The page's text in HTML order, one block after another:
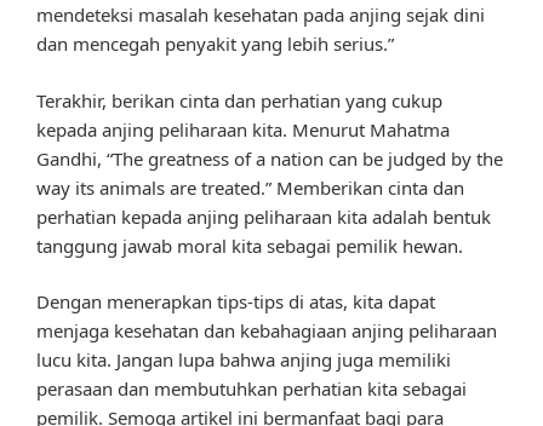
mendeteksi masalah kesehatan pada anjing sejak dini
dan mencegah penyakit yang lebih serius.”
Terakhir, berikan cinta dan perhatian yang cukup
kepada anjing peliharaan kita. Menurut Mahatma
Gandhi, “The greatness of a nation can be judged by the
way its animals are treated.” Memberikan cinta dan
perhatian kepada anjing peliharaan kita adalah bentuk
tanggung jawab moral kita sebagai pemilik hewan.
Dengan menerapkan tips-tips di atas, kita dapat
menjaga kesehatan dan kebahagiaan anjing peliharaan
lucu kita. Jangan lupa bahwa anjing juga memiliki
perasaan dan membutuhkan perhatian kita sebagai
pemilik. Semoga artikel ini bermanfaat bagi para